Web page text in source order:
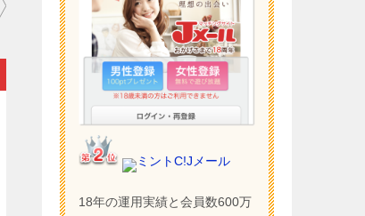
ミントC!Jメール
18年の運用実績と会員数600万